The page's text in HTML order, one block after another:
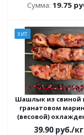
Сумма: 19.75
ХИТ
Шашлык из свиной
гранатовом
(весовой)
39.90руб./кг